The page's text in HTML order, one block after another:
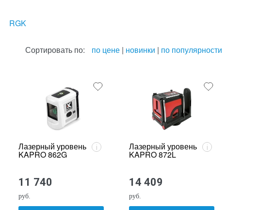
RGK
Сортировать по: по цене | новинки | по популярности
Лазерный уровень
KAPRO 862G
i
11 740
руб.
Лазерный уровень
KAPRO 872L
i
14 409
руб.